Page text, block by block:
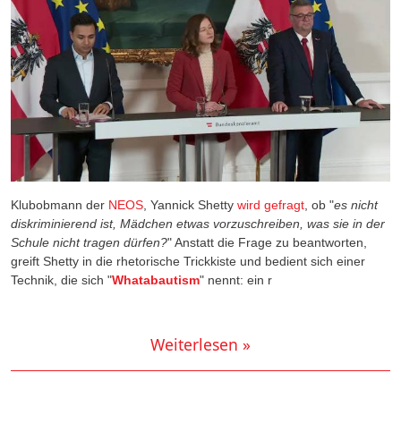
Klubobmann der NEOS, Yannick Shetty wird gefragt, ob "es nicht
diskriminierend ist, Mädchen etwas vorzuschreiben, was sie in der
Schule nicht tragen dürfen?" Anstatt die Frage zu beantworten,
greift Shetty in die rhetorische Trickkiste und bedient sich einer
Technik, die sich "Whatabautism" nennt: ein r
Weiterlesen »